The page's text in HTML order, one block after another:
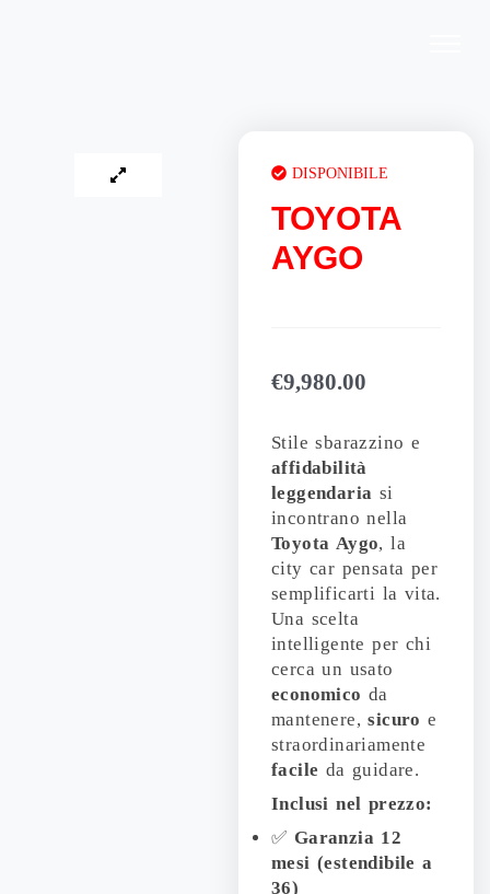
DISPONIBILE
TOYOTA
AYGO
€9,980.00
Stile sbarazzino e
affidabilità
leggendaria si
incontrano nella
Toyota Aygo, la
city car pensata per
semplificarti la vita.
Una scelta
intelligente per chi
cerca un usato
economico da
mantenere,sicuro e
straordinariamente
facile da guidare.
Inclusi nel prezzo:
✅ Garanzia 12
mesi (estendibile a
36)